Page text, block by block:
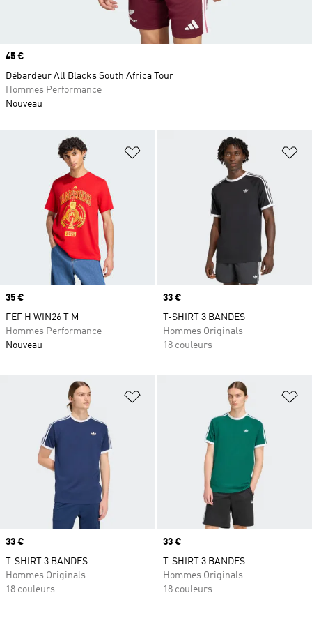
Ajouter à la Liste de produits
Prix
35 €
FEF H WIN26 T M
Hommes Performance
Nouveau
Prix
33 €
T-SHIRT 3 BANDES
Hommes Originals
18 couleurs
Ajouter à la Liste de produits
Prix
33 €
T-SHIRT 3 BANDES
Hommes Originals
18 couleurs
Prix
33 €
T-SHIRT 3 BANDES
Hommes Originals
18 couleurs
Prix
45 €
Débardeur All Blacks South Africa Tour
Hommes Performance
Nouveau